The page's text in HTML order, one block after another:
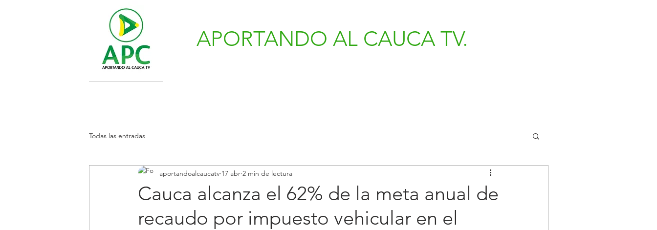
APORTANDO AL CAUCA TV.
Todas las entradas
Cauca alcanza el 62% de la meta anual de
recaudo por impuesto vehicular en el
aportandoalcaucatv 17 abr 2 min de lectura